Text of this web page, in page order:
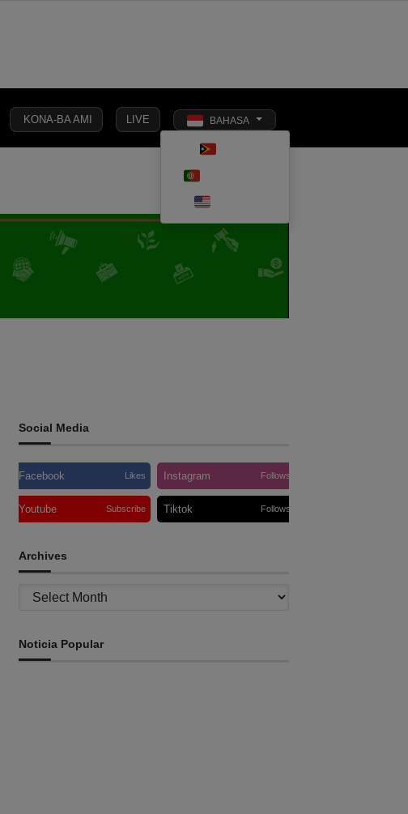
KONA-BA AMI LIVE BAHASA
ENGLISH
Toggle dark
PENDIDIKAN
Social Media
Facebook Likes Instagram Follows
Youtube Subscribe Tiktok Follows
Archives
Archives
Noticia Popular